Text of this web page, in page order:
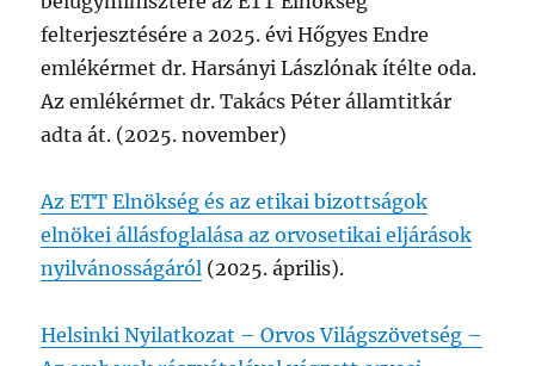
felterjesztésére a 2025. évi Hőgyes Endre
emlékérmet dr. Harsányi Lászlónak ítélte oda.
Az emlékérmet dr. Takács Péter államtitkár
adta át. (2025. november)
Az ETT Elnökség és az etikai bizottságok
elnökei állásfoglalása az orvosetikai eljárások
nyilvánosságáról (2025. április).
Helsinki Nyilatkozat – Orvos Világszövetség –